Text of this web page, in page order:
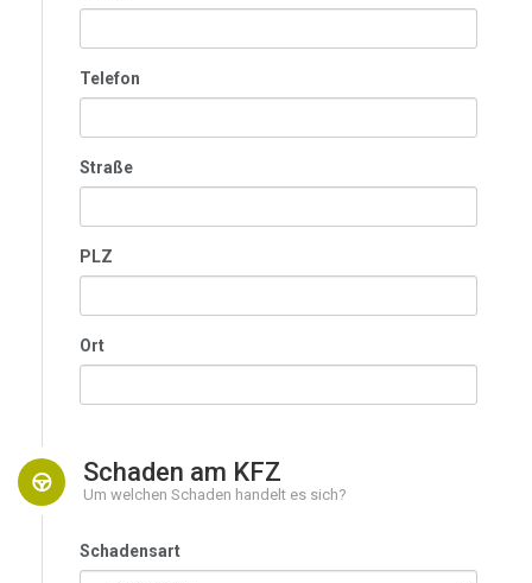
Telefon
Straße
PLZ
Ort
Schaden am KFZ
Um welchen Schaden handelt es sich?
Schadensart